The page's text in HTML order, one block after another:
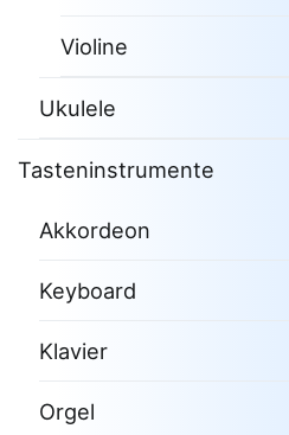
Violine
Ukulele
Tasteninstrumente
Akkordeon
Keyboard
Klavier
Orgel